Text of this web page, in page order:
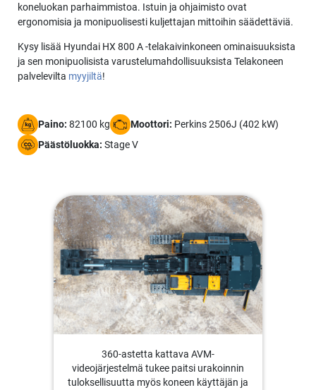
koneluokan parhaimmistoa. Istuin ja ohjaimisto ovat
ergonomisia ja monipuolisesti kuljettajan mittoihin säädettäviä.
Kysy lisää Hyundai HX 800 A -telakaivinkoneen ominaisuuksista
ja sen monipuolisista varustelumahdollisuuksista Telakoneen
palvelevilta myyjiltä!
Paino: 82100 kg Moottori: Perkins 2506J (402 kW)
Päästöluokka: Stage V
360-astetta kattava AVM-
videojärjestelmä tukee paitsi urakoinnin
tuloksellisuutta myös koneen käyttäjän ja